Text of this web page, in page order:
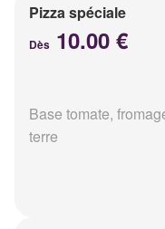
Pizza spéciale
Dès 10.00 €
Base tomate,
terre